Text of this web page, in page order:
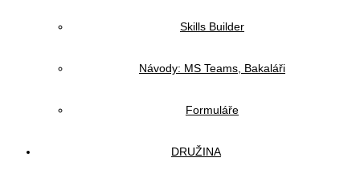
Skills Builder
Návody: MS Teams, Bakaláři
Formuláře
DRUŽINA